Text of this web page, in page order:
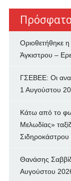
Οριοθετήθηκε
Άγκιστρου –
ΓΣΕΒΕΕ: Οι
1 Αυγούστου
Κάτω από το
Μελωδίας»
Σιδηροκάστρου
Θανάσης
Αυγούστου